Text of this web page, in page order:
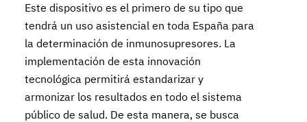
Este dispositivo es el primero de su tipo que
tendrá un uso asistencial en toda España para
la determinación de inmunosupresores. La
implementación de esta innovación
tecnológica permitirá estandarizar y
armonizar los resultados en todo el sistema
público de salud. De esta manera, se busca